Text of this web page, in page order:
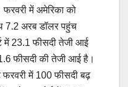
में अमेरिका को
7.2 अरब डॉलर पहुंच
में 23.1 फीसदी तेजी आई
फीसदी की तेजी आई है।
फरवरी में 100 फीसदी बढ़